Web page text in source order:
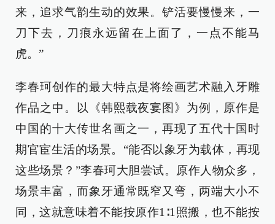
来，追求气韵生动的效果。铲活要慢慢来，一
刀下去，刀痕永远留在上面了，一点不能马
虎。”
李春珂创作的最大特点是将绘画艺术融入牙雕
作品之中。以《韩熙载夜宴图》为例，原作是
中国的十大传世名画之一，再现了五代十国时
期官宦生活的场景。“能否以象牙为载体，再现
这些场景？”李春珂大胆尝试。原作人物众多，
场景丰富，而象牙通常既窄又弯，两端大小不
同，这就意味着不能按原作1∶1照搬，也不能按